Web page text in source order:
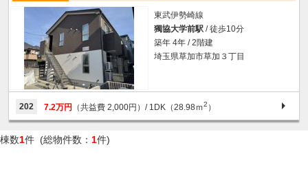
東武伊勢崎線
獨協大学前駅 / 徒歩10分
築年 4年 / 2階建
埼玉県草加市草加３丁目
202 7.2万円 （共益費 2,000円）/ 1DK（28.98ｍ2 ）
棟数1件 (総物件数： 1件)